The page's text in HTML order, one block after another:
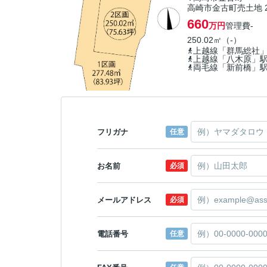
高崎市金古町売土地
660万円管理費-
250.02㎡（-）
上越線「群馬総社
上越線「八木原」駅
両毛線「新前橋」駅
フリガナ 任意
お名前 必須
メールアドレス 必須
電話番号 任意